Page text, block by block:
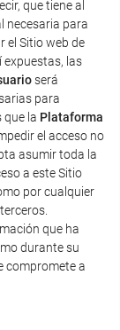
que tiene al
necesaria para
el Sitio web de
expuestas, las
será
para
que la Plataforma
el acceso no
asumir toda la
a este Sitio
por cualquier
que ha
durante su
compromete a